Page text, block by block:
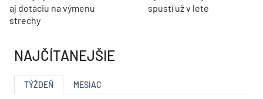
aj dotáciu na výmenu
strechy
spustí už v lete
NAJČÍTANEJŠIE
TÝŽDEŇ MESIAC